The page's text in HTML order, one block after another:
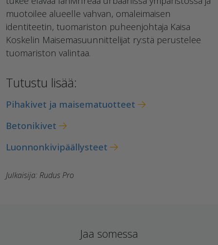
muotoilee alueelle vahvan, omaleimaisen
identiteetin, tuomariston puheenjohtaja Kaisa
Koskelin Maisemasuunnittelijat ry:stä perustelee
tuomariston valintaa.
Tutustu lisää:
Pihakivet ja maisematuotteet
Betonikivet
Luonnonkivipäällysteet
Julkaisija: Rudus Pro
Jaa somessa